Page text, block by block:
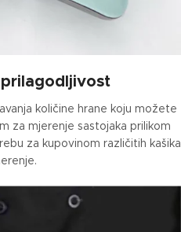
količine hrane koju možete
za mjerenje sastojaka prilikom
za kupovinom različitih kašika